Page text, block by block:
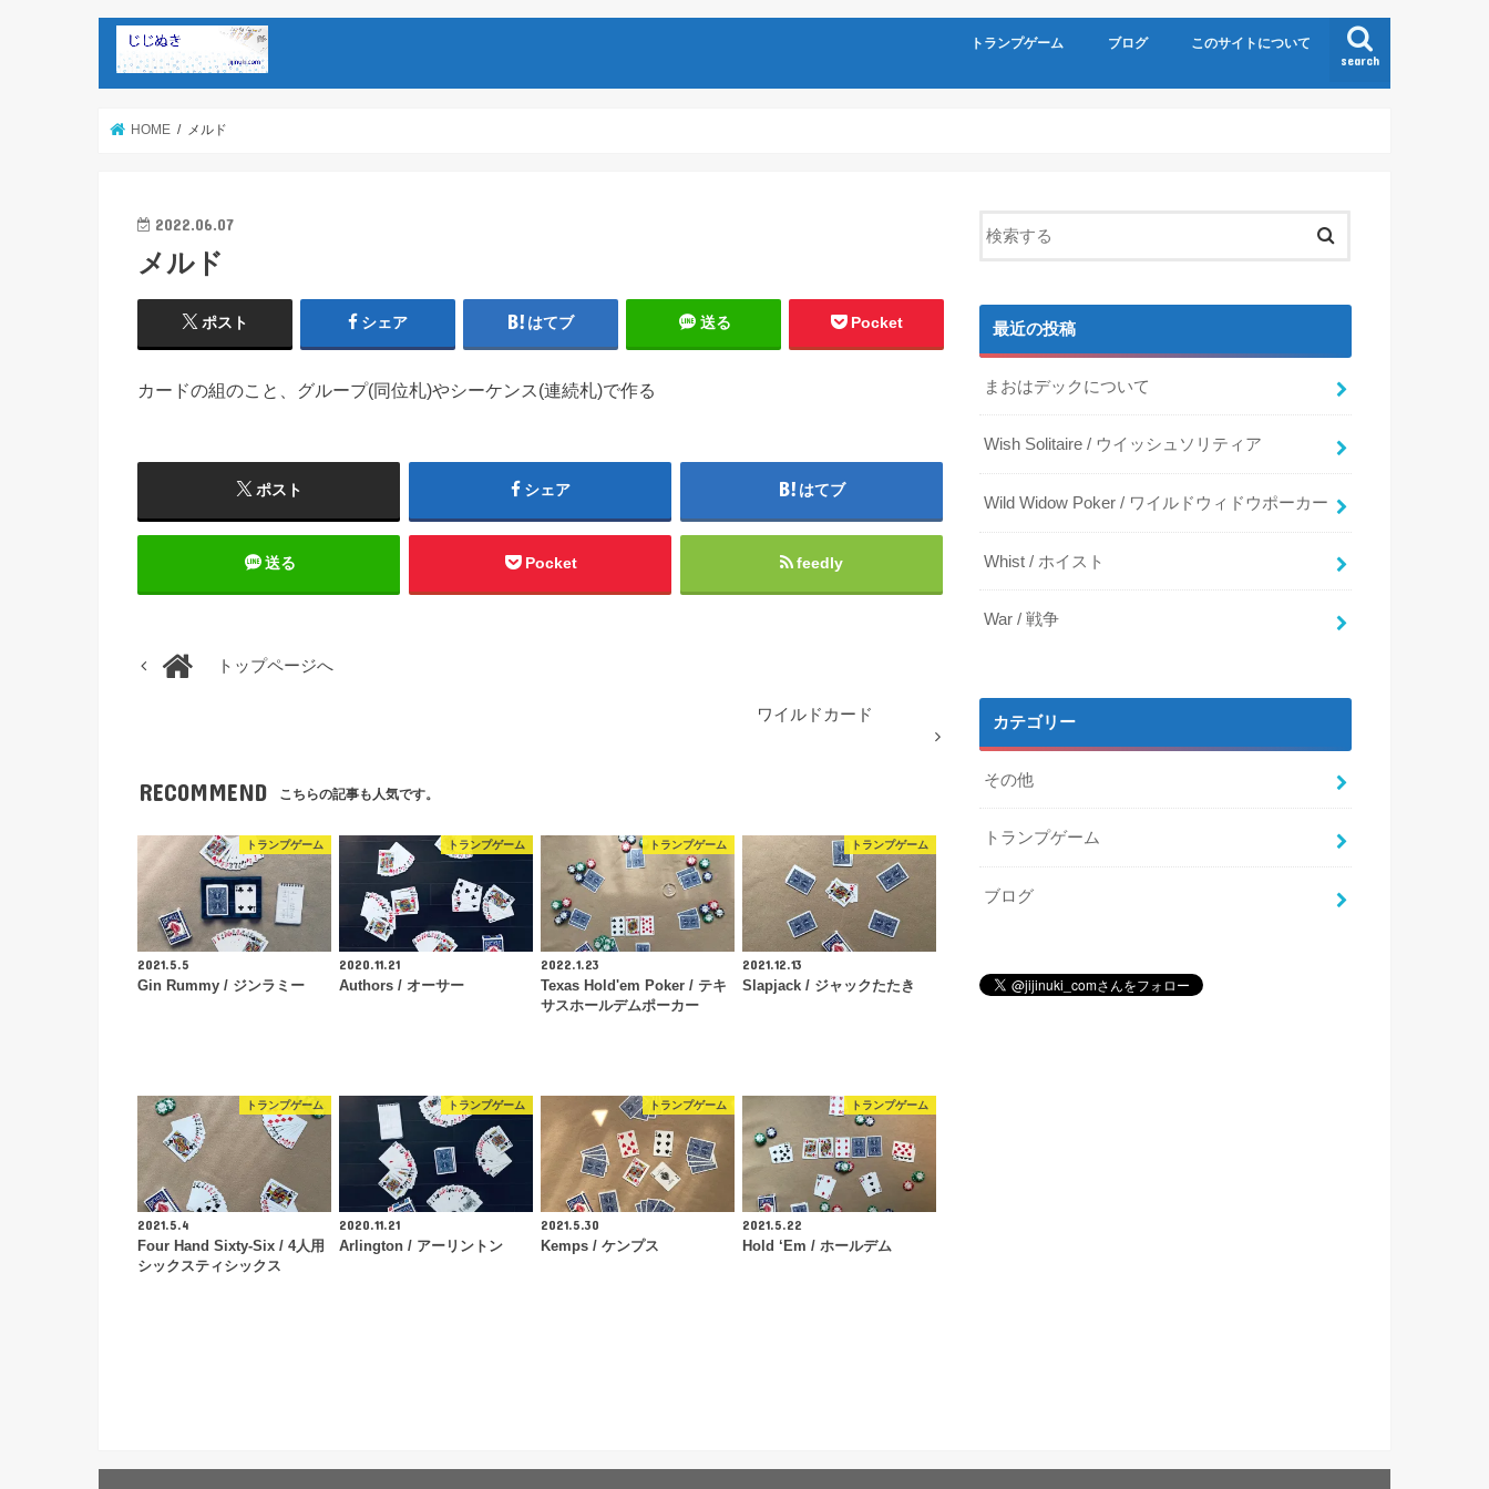
search
トランプゲーム
トリテ
ポーカー
ラミー
カシノ
その他
シェディング
ソリティア
ブログ このサイトについて
HOME メルド
2022.06.07
メルド
ポスト シェア はてブ 送る Pocket
カードの組のこと、グループ(同位札)やシーケンス(連続札)で作る
ポスト シェア はてブ
送る Pocket feedly
トップページへ
ワイルドカード
RECOMMEND こちらの記事も人気です。
トランプゲーム
2021.5.5
Gin Rummy / ジンラミー
トランプゲーム
2020.11.21
Authors / オーサー
トランプゲーム
2022.1.23
Texas Hold'em Poker / テキ
サスホールデムポーカー
トランプゲーム
2021.12.13
Slapjack / ジャックたたき
トランプゲーム
2021.5.4
Four Hand Sixty-Six / 4人用
シックスティシックス
トランプゲーム
2020.11.21
Arlington / アーリントン
トランプゲーム
2021.5.30
Kemps / ケンプス
トランプゲーム
2021.5.22
Hold ‘Em / ホールデム
最近の投稿
まおはデックについて
Wish Solitaire / ウイッシュソリティア
Wild Widow Poker / ワイルドウィドウポーカー
Whist / ホイスト
War / 戦争
カテゴリー
その他
トランプゲーム
ブログ